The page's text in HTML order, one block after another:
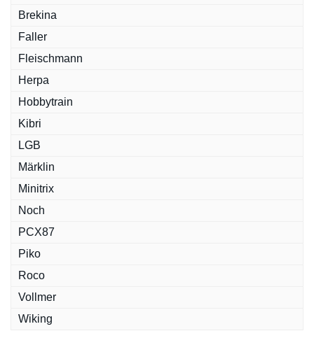
Brekina
Faller
Fleischmann
Herpa
Hobbytrain
Kibri
LGB
Märklin
Minitrix
Noch
PCX87
Piko
Roco
Vollmer
Wiking